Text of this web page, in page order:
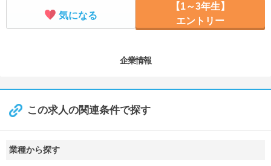
気になる
【1～3年生】
エントリー
企業情報
この求人の関連条件で探す
業種から探す